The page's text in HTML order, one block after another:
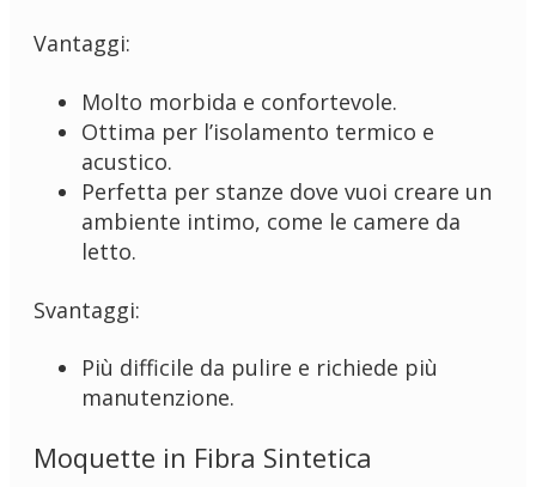
Vantaggi:
Molto morbida e confortevole.
Ottima per l’isolamento termico e
acustico.
Perfetta per stanze dove vuoi creare un
ambiente intimo, come le camere da
letto.
Svantaggi:
Più difficile da pulire e richiede più
manutenzione.
Moquette in Fibra Sintetica